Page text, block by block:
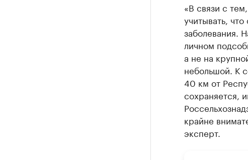
«В связи с
учитывать,
заболевания.
личном
а не на
небольшой. К
40 км от
сохраняется,
крайне
эксперт.